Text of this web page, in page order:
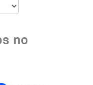
no